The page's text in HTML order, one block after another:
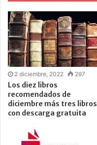
2 diciembre, 2022 297
Los diez libros
recomendados de
diciembre más tres libros
con descarga gratuita